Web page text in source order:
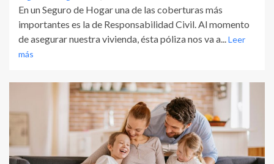
En un Seguro de Hogar una de las coberturas más
importantes es la de Responsabilidad Civil. Al momento
de asegurar nuestra vivienda, ésta póliza nos va a...Leer
más